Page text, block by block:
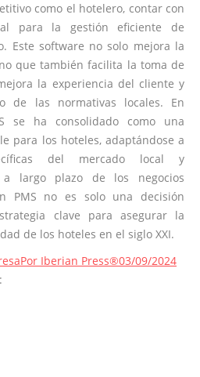
como el hotelero, contar con
para la gestión eficiente de
Este software no solo mejora la
que también facilita la toma de
la experiencia del cliente y
de las normativas locales. En
se ha consolidado como una
para los hoteles, adaptándose a
del mercado local y
largo plazo de los negocios
PMS no es solo una decisión
clave para asegurar la
de los hoteles en el siglo XXI.
Por Iberian Press®03/09/2024